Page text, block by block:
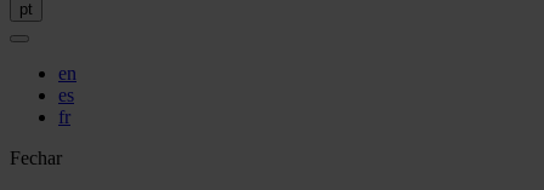
pt
en
es
fr
Fechar